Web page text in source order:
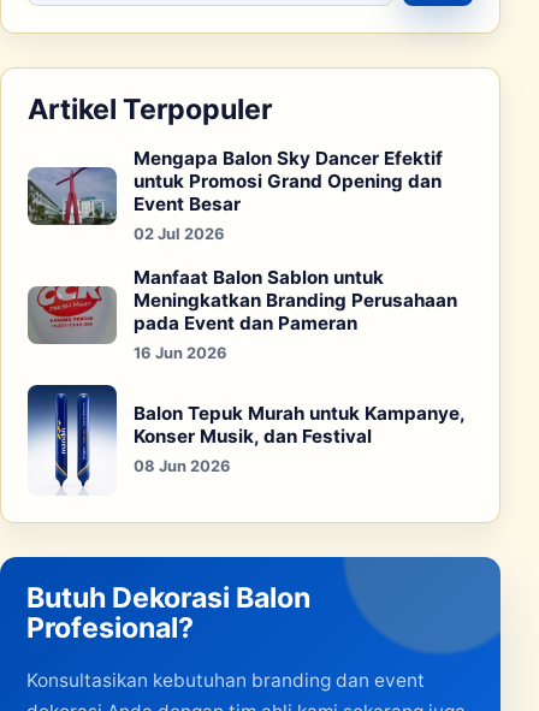
Artikel Terpopuler
Mengapa Balon Sky Dancer Efektif
untuk Promosi Grand Opening dan
Event Besar
02 Jul 2026
Manfaat Balon Sablon untuk
Meningkatkan Branding Perusahaan
pada Event dan Pameran
16 Jun 2026
Balon Tepuk Murah untuk Kampanye,
Konser Musik, dan Festival
08 Jun 2026
Butuh Dekorasi Balon
Profesional?
Konsultasikan kebutuhan branding dan event